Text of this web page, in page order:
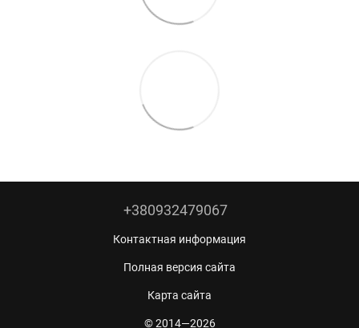
+380932479067
Контактная информация
Полная версия сайта
Карта сайта
© 2014—2026